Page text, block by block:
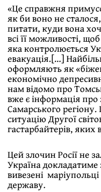
«Це справжня
як би воно не
питати, куди вона
всі її можливості,
яка контролюється
евакуація.[…]
оформляють як
економічно
нам відомо про
вже є інформація
Самарського
ситуацію Другої
гастарбайтерів, яких
Цей злочин Росії не
Україна
вивезені
державу.